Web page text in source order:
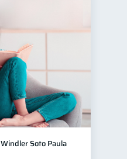
Windler Soto Paula